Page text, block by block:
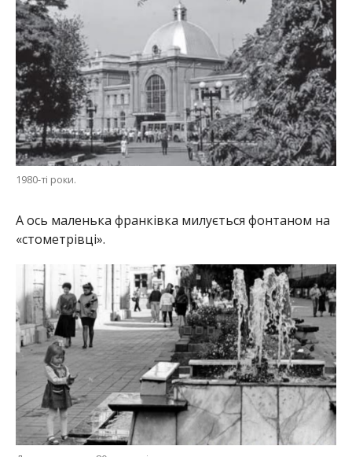
1980-ті роки.
А ось маленька франківка милується фонтаном на
«стометрівці».